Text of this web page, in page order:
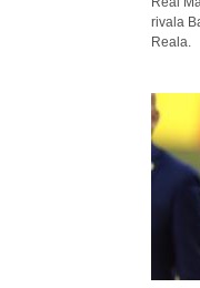
rivala
Reala.